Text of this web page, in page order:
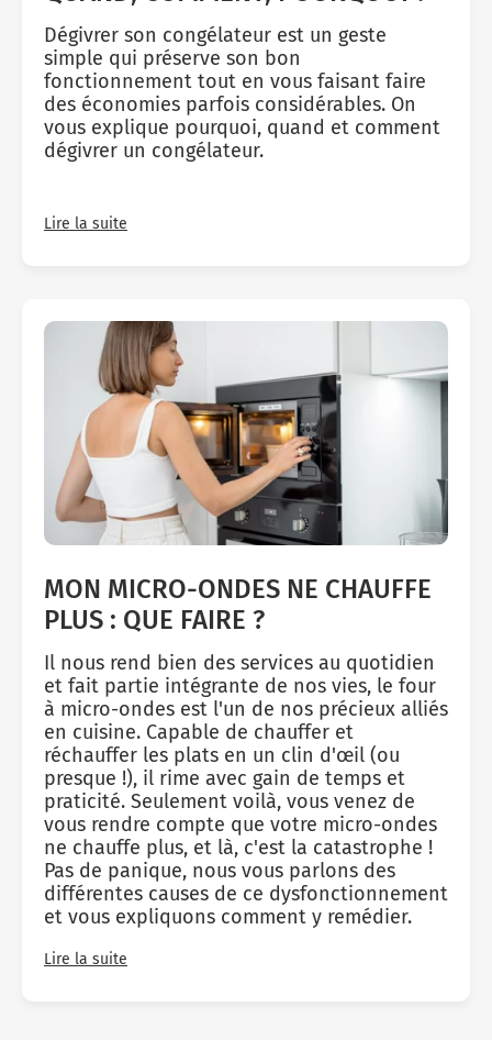
Dégivrer son congélateur est un geste
simple qui préserve son bon
fonctionnement tout en vous faisant faire
des économies parfois considérables. On
vous explique pourquoi, quand et comment
dégivrer un congélateur.
Lire la suite
MON MICRO-ONDES NE CHAUFFE
PLUS : QUE FAIRE ?
Il nous rend bien des services au quotidien
et fait partie intégrante de nos vies, le four
à micro-ondes est l'un de nos précieux alliés
en cuisine. Capable de chauffer et
réchauffer les plats en un clin d'œil (ou
presque !), il rime avec gain de temps et
praticité. Seulement voilà, vous venez de
vous rendre compte que votre micro-ondes
ne chauffe plus, et là, c'est la catastrophe !
Pas de panique, nous vous parlons des
différentes causes de ce dysfonctionnement
et vous expliquons comment y remédier.
Lire la suite